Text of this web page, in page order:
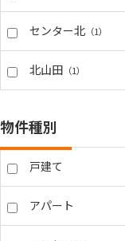
センター北 （1）
北山田 （1）
物件種別
戸建て
アパート